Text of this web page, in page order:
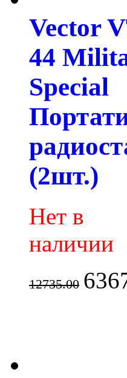
Vector
44
Special
(2шт.)
Нет в
наличии
12735.00